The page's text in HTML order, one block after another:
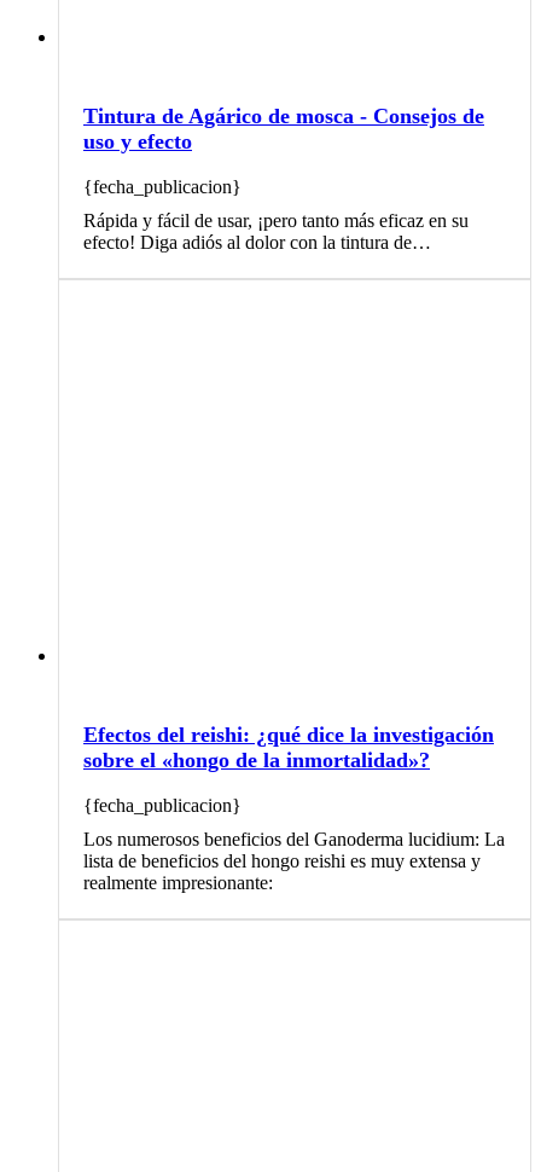
Tintura de Agárico de mosca - Consejos de
uso y efecto
{fecha_publicacion}
Rápida y fácil de usar, ¡pero tanto más eficaz en su
efecto! Diga adiós al dolor con la tintura de…
Efectos del reishi: ¿qué dice la investigación
sobre el «hongo de la inmortalidad»?
{fecha_publicacion}
Los numerosos beneficios del Ganoderma lucidium: La
lista de beneficios del hongo reishi es muy extensa y
realmente impresionante: